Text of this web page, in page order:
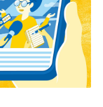
取締嚴格已少見偷
獲通報，4月1日將